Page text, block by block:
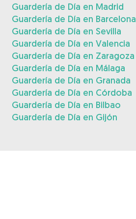
Guardería de Día en Madrid
Guardería de Día en Barcelona
Guardería de Día en Sevilla
Guardería de Día en Valencia
Guardería de Día en Zaragoza
Guardería de Día en Málaga
Guardería de Día en Granada
Guardería de Día en Córdoba
Guardería de Día en Bilbao
Guardería de Día en Gijón